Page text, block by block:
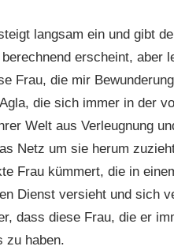
langsam ein und gibt
erscheint, aber
Frau, die mir
die sich immer in der
Welt aus Verleugnung
Netz um sie herum
Frau kümmert, die in
Dienst versieht und sich
dass diese Frau, die er
zu haben.